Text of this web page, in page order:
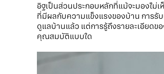
อิฐเป็นส่วนประกอบหลักที่แม้จะมองไม่
ที่มีผลกับความแข็งแรงของบ้าน การรับ
ดูแลบ้านแล้ว แต่การรู้ถึงรายละเอียด
คุณสมบัติแบบใด